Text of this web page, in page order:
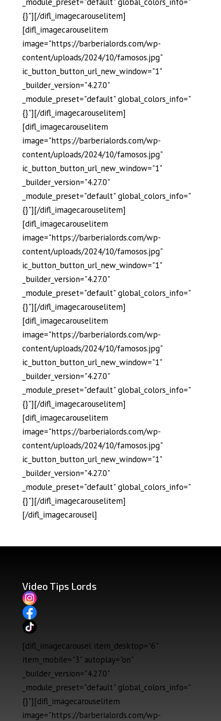
{}"][/difl_imagecarouselitem]
[difl_imagecarouselitem
image="https://barberialords.com/wp-
content/uploads/2024/10/famosos.jpg"
ic_button_button_url_new_window="1"
_builder_version="4.27.0"
_module_preset="default" global_colors_info="
{}"][/difl_imagecarouselitem]
[difl_imagecarouselitem
image="https://barberialords.com/wp-
content/uploads/2024/10/famosos.jpg"
ic_button_button_url_new_window="1"
_builder_version="4.27.0"
_module_preset="default" global_colors_info="
{}"][/difl_imagecarouselitem]
[difl_imagecarouselitem
image="https://barberialords.com/wp-
content/uploads/2024/10/famosos.jpg"
ic_button_button_url_new_window="1"
_builder_version="4.27.0"
_module_preset="default" global_colors_info="
{}"][/difl_imagecarouselitem]
[difl_imagecarouselitem
image="https://barberialords.com/wp-
content/uploads/2024/10/famosos.jpg"
ic_button_button_url_new_window="1"
_builder_version="4.27.0"
_module_preset="default" global_colors_info="
{}"][/difl_imagecarouselitem]
[difl_imagecarouselitem
image="https://barberialords.com/wp-
content/uploads/2024/10/famosos.jpg"
ic_button_button_url_new_window="1"
_builder_version="4.27.0"
_module_preset="default" global_colors_info="
{}"][/difl_imagecarouselitem]
[/difl_imagecarousel]
Video Tips Lords
[difl_imagecarousel item_desktop="6"
item_mobile="3" autoplay="on"
_builder_version="4.27.0"
_module_preset="default" global_colors_info="
{}"][difl_imagecarouselitem
image="https://barberialords.com/wp-